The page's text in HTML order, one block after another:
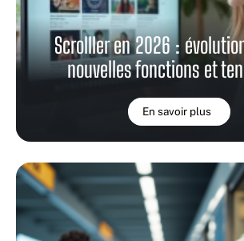
Scrolller en 2026 :
nouvelles fonctions et
En savoir plus